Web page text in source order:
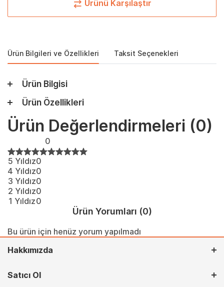
Ürünü Karşılaştır
Ürün Bilgileri ve Özellikleri Taksit Seçenekleri
Ürün Bilgisi
Ürün Özellikleri
Ürün Değerlendirmeleri (0)
0
5 Yıldız0
4 Yıldız0
3 Yıldız0
2 Yıldız0
1 Yıldız0
Ürün Yorumları (0)
Bu ürün için henüz yorum yapılmadı
Hakkımızda
Satıcı Ol